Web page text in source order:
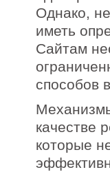
Однако,
иметь
Сайтам
способов
качестве
которые